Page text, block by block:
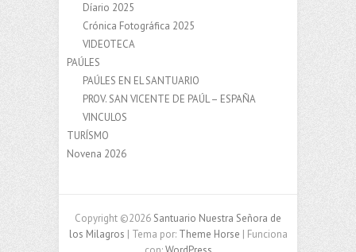
Díario 2025
Crónica Fotográfica 2025
VIDEOTECA
PAÚLES
PAÚLES EN EL SANTUARIO
PROV. SAN VICENTE DE PAÚL – ESPAÑA
VINCULOS
TURÍSMO
Novena 2026
Copyright ©2026 Santuario Nuestra Señora de
los Milagros | Tema por: Theme Horse | Funciona